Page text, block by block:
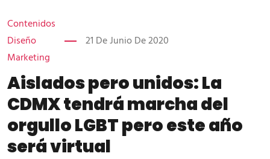
Contenidos
Diseño
Marketing
21 De Junio De 2020
Aislados pero unidos: La
CDMX tendrá marcha del
orgullo LGBT pero este año
será virtual